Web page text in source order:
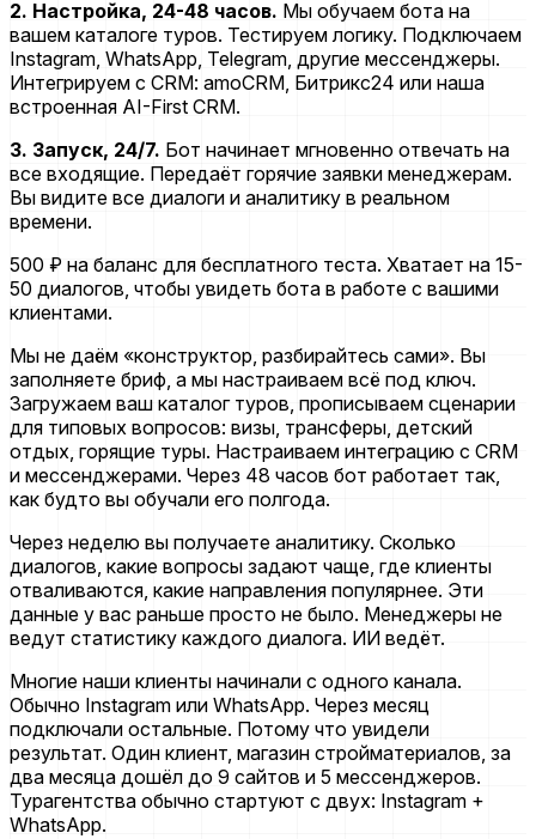
2. Настройка, 24-48 часов. Мы обучаем бота на
вашем каталоге туров. Тестируем логику. Подключаем
Instagram, WhatsApp, Telegram, другие мессенджеры.
Интегрируем с CRM: amoCRM, Битрикс24 или наша
встроенная AI-First CRM.
3. Запуск, 24/7. Бот начинает мгновенно отвечать на
все входящие. Передаёт горячие заявки менеджерам.
Вы видите все диалоги и аналитику в реальном
времени.
500 ₽ на баланс для бесплатного теста. Хватает на 15-
50 диалогов, чтобы увидеть бота в работе с вашими
клиентами.
Мы не даём «конструктор, разбирайтесь сами». Вы
заполняете бриф, а мы настраиваем всё под ключ.
Загружаем ваш каталог туров, прописываем сценарии
для типовых вопросов: визы, трансферы, детский
отдых, горящие туры. Настраиваем интеграцию с CRM
и мессенджерами. Через 48 часов бот работает так,
как будто вы обучали его полгода.
Через неделю вы получаете аналитику. Сколько
диалогов, какие вопросы задают чаще, где клиенты
отваливаются, какие направления популярнее. Эти
данные у вас раньше просто не было. Менеджеры не
ведут статистику каждого диалога. ИИ ведёт.
Многие наши клиенты начинали с одного канала.
Обычно Instagram или WhatsApp. Через месяц
подключали остальные. Потому что увидели
результат. Один клиент, магазин стройматериалов, за
два месяца дошёл до 9 сайтов и 5 мессенджеров.
Турагентства обычно стартуют с двух: Instagram +
WhatsApp.